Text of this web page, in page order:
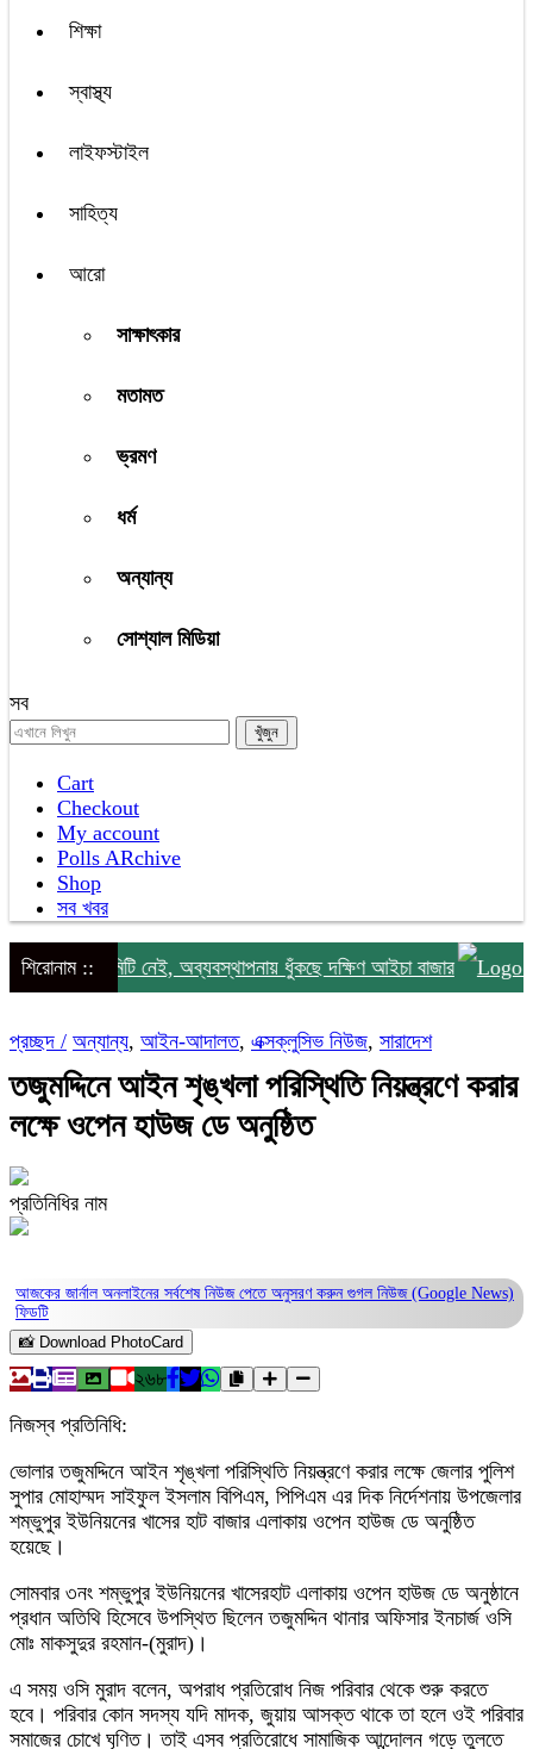
শিক্ষা
স্বাস্থ্য
লাইফস্টাইল
সাহিত্য
আরো
সাক্ষাৎকার
মতামত
ভ্রমণ
ধর্ম
অন্যান্য
সোশ্যাল মিডিয়া
সব
Cart
Checkout
My account
Polls ARchive
Shop
সব খবর
শিরোনাম ::
ধরে কমিটি নেই, অব্যবস্থাপনায় ধুঁকছে দক্ষিণ আইচা বাজার
প্রচ্ছদ / অন্যান্য, আইন-আদালত, এক্সক্লুসিভ নিউজ, সারাদেশ
তজুমদ্দিনে আইন শৃঙ্খলা পরিস্থিতি নিয়ন্ত্রণে করার
লক্ষে ওপেন হাউজ ডে অনুষ্ঠিত
প্রতিনিধির নাম
আজকের জার্নাল অনলাইনের সর্বশেষ নিউজ পেতে অনুসরণ করুন গুগল নিউজ (Google News)
ফিডটি
📸 Download PhotoCard
২৬৮
নিজস্ব প্রতিনিধি:
ভোলার তজুমদ্দিনে আইন শৃঙ্খলা পরিস্থিতি নিয়ন্ত্রণে করার লক্ষে জেলার পুলিশ
সুপার মোহাম্মদ সাইফুল ইসলাম বিপিএম, পিপিএম এর দিক নির্দেশনায় উপজেলার
শম্ভুপুর ইউনিয়নের খাসের হাট বাজার এলাকায় ওপেন হাউজ ডে অনুষ্ঠিত
হয়েছে।
সোমবার ৩নং শম্ভুপুর ইউনিয়নের খাসেরহাট এলাকায় ওপেন হাউজ ডে অনুষ্ঠানে
প্রধান অতিথি হিসেবে উপস্থিত ছিলেন তজুমদ্দিন থানার অফিসার ইনচার্জ ওসি
মোঃ মাকসুদুর রহমান-(মুরাদ)।
এ সময় ওসি মুরাদ বলেন, অপরাধ প্রতিরোধ নিজ পরিবার থেকে শুরু করতে
হবে। পরিবার কোন সদস্য যদি মাদক, জুয়ায় আসক্ত থাকে তা হলে ওই পরিবার
সমাজের চোখে ঘৃণিত। তাই এসব প্রতিরোধে সামাজিক আন্দোলন গড়ে তুলতে